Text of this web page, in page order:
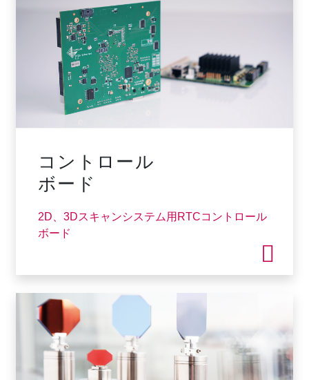
コントロール
ボード
2D、3Dスキャンシステム用RTCコントロール
ボード